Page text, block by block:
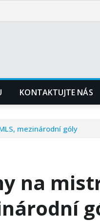
KONTAKTUJTE NÁS
mezinárodní góly
na